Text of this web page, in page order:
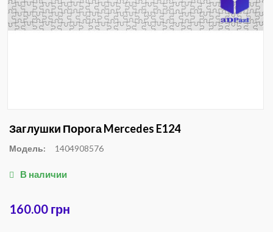
Заглушки Порога Mercedes E124
Модель: 1404908576
В наличии
160.00 грн